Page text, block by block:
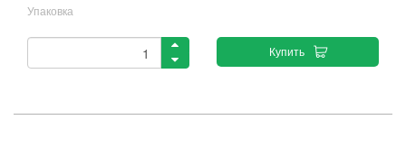
Упаковка
Купить